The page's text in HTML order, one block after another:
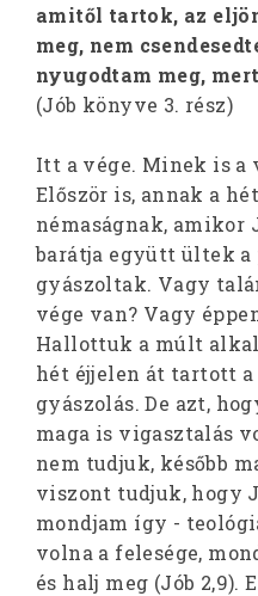
amitől tartok, az
meg, nem
nyugodtam meg,
(Jób könyve 3. rész)
Itt a vége. Minek is a
Először is, annak a
némaságnak, amikor
barátja együtt ültek a
gyászoltak. Vagy
vége van? Vagy
Hallottuk a múlt
hét éjjelen át tartott
gyászolás. De azt,
maga is vigasztalás
nem tudjuk, később
viszont tudjuk, hogy
mondjam így -
volna a felesége,
és halj meg (Jób 2,9).